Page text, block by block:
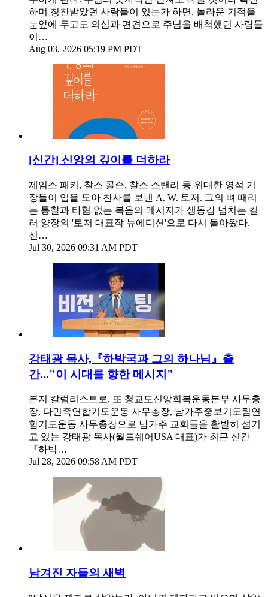
하며 칭찬받았던 사람들이 있는가 하면, 놀라운 기적을
눈앞에 두고도 의심과 편견으로 주님을 배척했던 사람들
이…
Aug 03, 2026 05:19 PM PDT
[신간] 신앙의 깊이를 더하라
제임스 패커, 찰스 콜슨, 찰스 스탠리 등 위대한 영적 거
장들이 입을 모아 찬사를 보낸 A. W. 토저. 그의 뼈 때리
는 통찰과 타협 없는 복음의 메시지가 생동감 넘치는 컬
러 양장의 '토저 대표작 뉴에디션'으로 다시 돌아왔다.
신…
Jul 30, 2026 09:31 AM PDT
강태광 목사,『하박국과 그의 하나님』출
간..."이 시대를 향한 메시지"
본지 칼럼리스트로, 또 청교도신앙회복운동본부 사무총
장, 다민족연합기도운동 사무총장, 남가주중보기도팀연
합기도운동 사무총장으로 남가주 교회들을 활발히 섬기
고 있는 강태광 목사(월드쉐어USA 대표)가 최근 신간
『하박…
Jul 28, 2026 09:58 AM PDT
남겨진 자들의 새벽